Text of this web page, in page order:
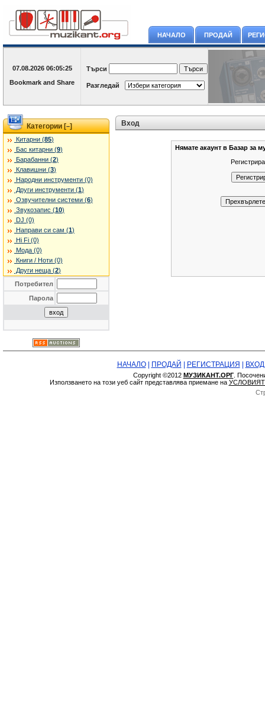
НАЧАЛО ПРОДАЙ
07.08.2026 06:05:25 Търси
Разгледай
Категории [–]
Китарни (85)
Бас китарни (9)
Барабанни (2)
Клавишни (3)
Народни инструменти (0)
Други инструменти (1)
Озвучителни системи (6)
Звукозапис (10)
DJ (0)
Направи си сам (1)
Hi Fi (0)
Мода (0)
Книги / Ноти (0)
Други неща (2)
Потребител
Парола
Вход
Нямате акаунт в Базар за
НАЧАЛО| ПРОДАЙ РЕГИСТРАЦИЯ ВХОД
Copyright ©2012 МУЗИКАНТ.ОРГ.
Използването на този уеб сайт представлява приемане на